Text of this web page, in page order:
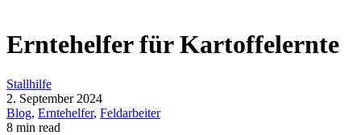
Erntehelfer für Kartoffelernte
Stallhilfe
2. September 2024
Blog, Erntehelfer, Feldarbeiter
8 min read